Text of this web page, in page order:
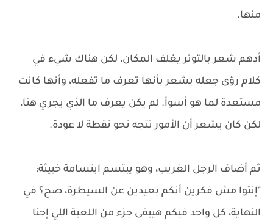
منها.
أدهم شعر بالتوتر يغلف المكان، لكن هناك شيء في
كلام رؤى جعله يشعر بأنها تعرف ما تفعله، وأنها كانت
مستعدة لما هو أسوأ. لم يكن يعرف ما الذي يجري هنا،
لكن كان يشعر أن الأمور تتجه نحو نقطة لا عودة.
ثم أضاف الرجل الغريب، وهو يبتسم ابتسامة خبيثة:
"إنتوا مش فكرين أنكم بعيدين عن السيطرة، صح؟ في
النهاية، كل واحد فيكم هيبقى جزء من اللعبة اللي إحنا